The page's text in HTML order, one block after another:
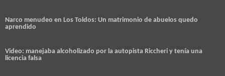
Narco menudeo en Los Toldos: Un matrimonio de abuelos quedo
aprendido
Video: manejaba alcoholizado por la autopista Riccheri y tenía una
licencia falsa